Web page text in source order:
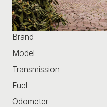
Brand
Model
Transmission
Fuel
Odometer